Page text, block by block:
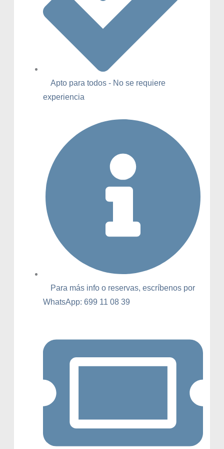
Apto para todos - No se requiere
experiencia
Para más info o reservas, escríbenos por
WhatsApp: 699 11 08 39